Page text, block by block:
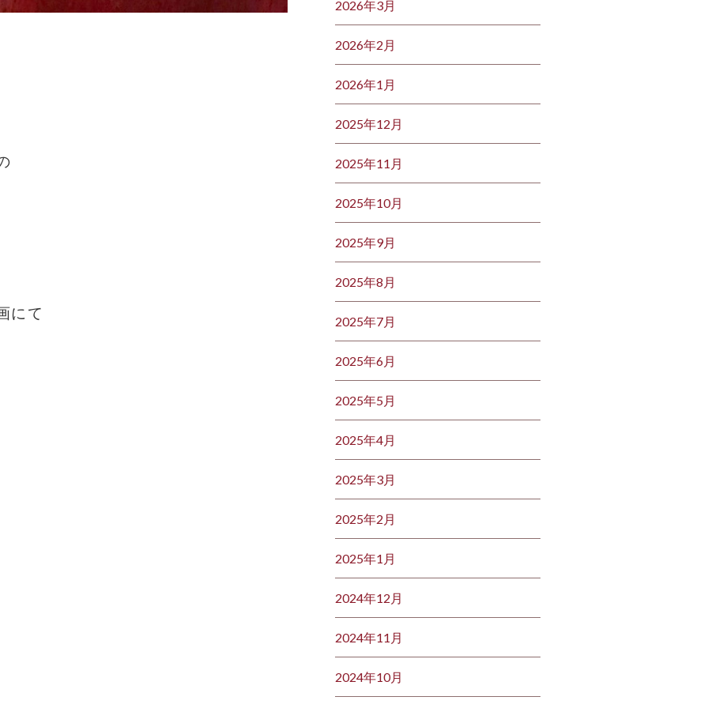
にて
2026年3月
2026年2月
2026年1月
2025年12月
2025年11月
2025年10月
2025年9月
2025年8月
2025年7月
2025年6月
2025年5月
2025年4月
2025年3月
2025年2月
2025年1月
2024年12月
2024年11月
2024年10月